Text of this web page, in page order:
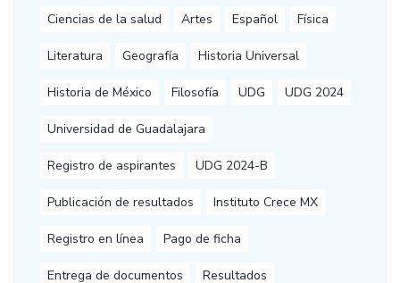
Ciencias de la salud Artes Español Física
Literatura Geografía Historia Universal
Historia de México Filosofía UDG UDG 2024
Universidad de Guadalajara
Registro de aspirantes UDG 2024-B
Publicación de resultados Instituto Crece MX
Registro en línea Pago de ficha
Entrega de documentos Resultados